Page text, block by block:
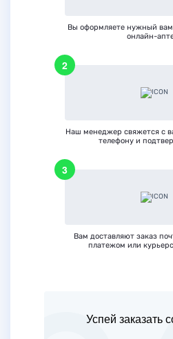
Вы оформляете нужный
онлайн-
Наш менеджер свяжется с
телефону и
Вам доставляют заказ
платежом или
Успей заказать